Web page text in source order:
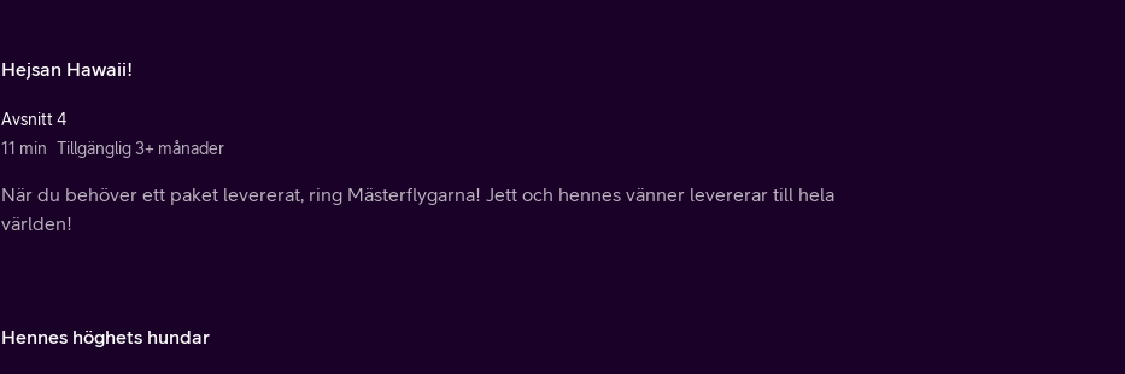
Hejsan Hawaii!
Avsnitt 4
11 min Tillgänglig 3+ månader
När du behöver ett paket levererat, ring Mästerflygarna! Jett och hennes vänner levererar till hela
världen!
Hennes höghets hundar